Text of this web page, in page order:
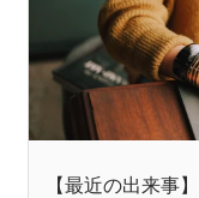
【最近の出来事